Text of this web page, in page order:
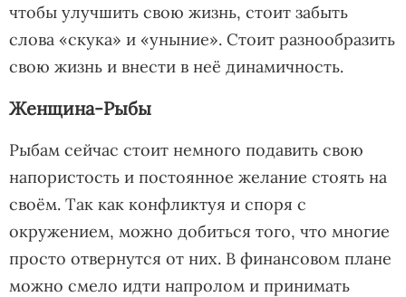
чтобы улучшить свою жизнь, стоит забыть
слова «скука» и «уныние». Стоит разнообразить
свою жизнь и внести в неё динамичность.
Женщина-Рыбы
Рыбам сейчас стоит немного подавить свою
напористость и постоянное желание стоять на
своём. Так как конфликтуя и споря с
окружением, можно добиться того, что многие
просто отвернутся от них. В финансовом плане
можно смело идти напролом и принимать